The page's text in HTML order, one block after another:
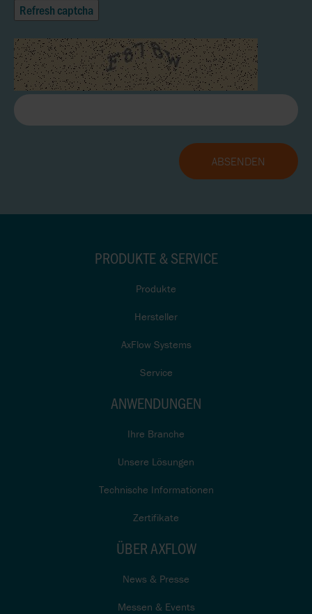
Refresh captcha
PRODUKTE & SERVICE
Produkte
Hersteller
AxFlow Systems
Service
ANWENDUNGEN
Ihre Branche
Unsere Lösungen
Technische Informationen
Zertifikate
ÜBER AXFLOW
News & Presse
Messen & Events